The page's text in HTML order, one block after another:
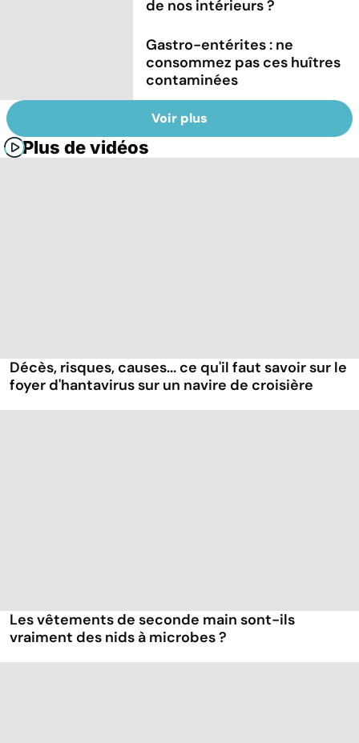
de nos intérieurs ?
Gastro-entérites : ne
consommez pas ces huîtres
contaminées
Voir plus
Plus de vidéos
Décès, risques, causes... ce qu'il faut savoir sur le
foyer d'hantavirus sur un navire de croisière
Les vêtements de seconde main sont-ils
vraiment des nids à microbes ?